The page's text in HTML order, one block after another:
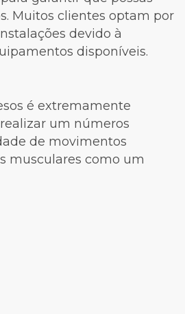
Muitos clientes optam por
devido à
disponíveis.
é extremamente
um números
de movimentos
musculares como um